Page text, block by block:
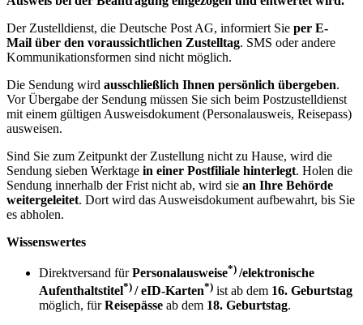
Der Zustelldienst, die Deutsche Post AG, informiert Sie per E-
Mail über den voraussichtlichen Zustelltag. SMS oder andere
Kommunikationsformen sind nicht möglich.
Die Sendung wird ausschließlich Ihnen persönlich übergeben.
Vor Übergabe der Sendung müssen Sie sich beim Postzustelldienst
mit einem gültigen Ausweisdokument (Personalausweis, Reisepass)
ausweisen.
Sind Sie zum Zeitpunkt der Zustellung nicht zu Hause, wird die
Sendung sieben Werktage in einer Postfiliale hinterlegt. Holen die
Sendung innerhalb der Frist nicht ab, wird sie an Ihre Behörde
weitergeleitet. Dort wird das Ausweisdokument aufbewahrt, bis Sie
es abholen.
Wissenswertes
Direktversand fürPersonalausweise*) /elektronische
Aufenthaltstitel*) / eID-Karten*) ist ab dem 16. Geburtstag
möglich, fürReisepässe ab dem 18. Geburtstag.